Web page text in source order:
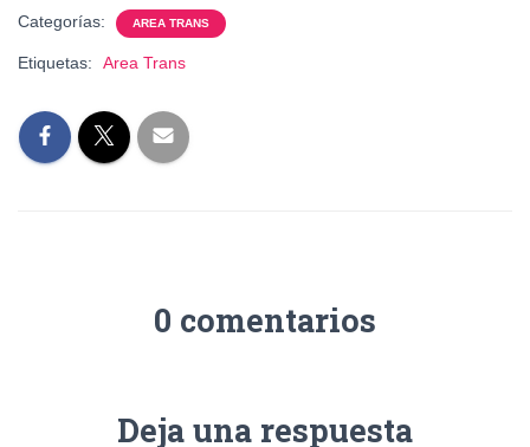
Categorías: AREA TRANS
Etiquetas: Area Trans
0 comentarios
Deja una respuesta